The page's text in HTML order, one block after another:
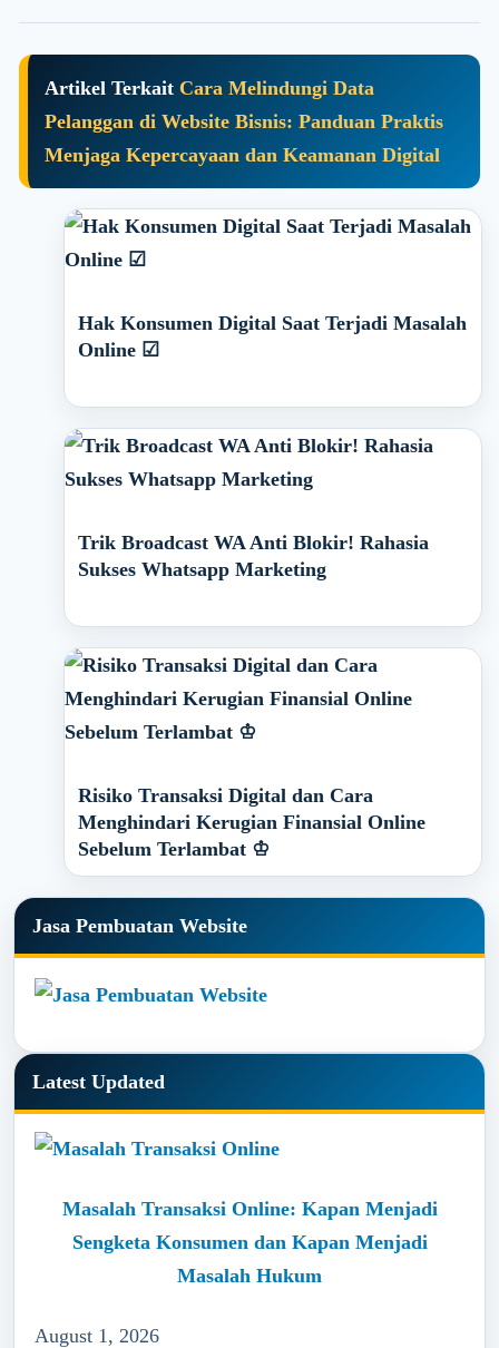
Artikel Terkait Cara Melindungi Data
Pelanggan di Website Bisnis: Panduan Praktis
Menjaga Kepercayaan dan Keamanan Digital
Hak Konsumen Digital Saat Terjadi Masalah
Online ☑
Trik Broadcast WA Anti Blokir! Rahasia
Sukses Whatsapp Marketing
Risiko Transaksi Digital dan Cara
Menghindari Kerugian Finansial Online
Sebelum Terlambat ♔
Primary
Sidebar
Jasa Pembuatan Website
Latest Updated
Masalah Transaksi Online: Kapan Menjadi
Sengketa Konsumen dan Kapan Menjadi
Masalah Hukum
August 1, 2026